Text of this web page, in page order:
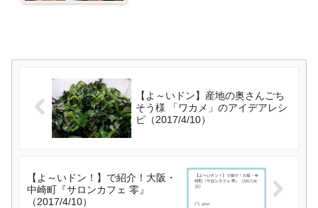
【よ～いドン】産地の奥さんごち
そう様 「ワカメ」のアイデアレシ
ピ（2017/4/10）
【よ～いドン！】で紹介！大阪・
中崎町『サロンカフェ 零』
（2017/4/10）